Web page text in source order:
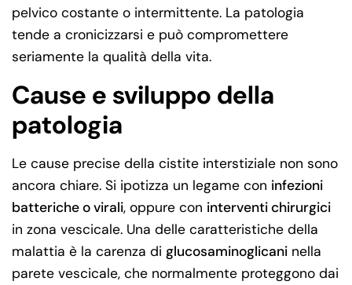
pelvico costante o intermittente. La patologia
tende a cronicizzarsi e può compromettere
seriamente la qualità della vita.
Cause e sviluppo della
patologia
Le cause precise della cistite interstiziale non sono
ancora chiare. Si ipotizza un legame con infezioni
batteriche o virali, oppure con interventi chirurgici
in zona vescicale. Una delle caratteristiche della
malattia è la carenza di glucosaminoglicani nella
parete vescicale, che normalmente proteggono dai